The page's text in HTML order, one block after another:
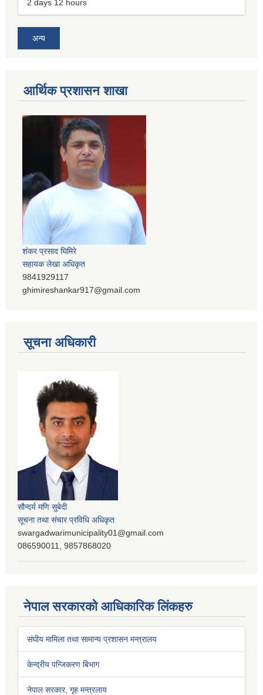
2 days 12 hours
अन्य
आर्थिक प्रशासन शाखा
शंकर प्रसाद घिमिरे
सहायक लेखा अधिकृत
9841929117
ghimireshankar917@gmail.com
सूचना अधिकारी
सौन्दर्य मणि सुबेदी
सूचना तथा संचार प्रविधि अधिकृत
swargadwarimunicipality01@gmail.com
086590011, 9857868020
नेपाल सरकारको आधिकारिक लिंकहरु
संघीय मामिला तथा सामान्य प्रशासन मन्त्रालय
केन्द्रीय पन्जिकरण बिभाग
नेपाल सरकार, गृह मन्त्रलाय